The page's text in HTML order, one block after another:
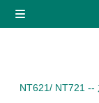
NT621/ NT721 --